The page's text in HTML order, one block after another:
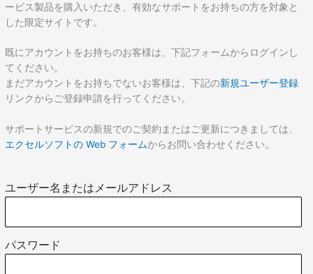
ービス製品を購入いただき、有効なサポートをお持ちの方を対象と
した限定サイトです。
既にアカウントをお持ちのお客様は、下記フォームからログインし
てください。
まだアカウントをお持ちでないお客様は、下記の新規ユーザー登録
リンクからご登録申請を行ってください。
サポートサービスの新規でのご契約またはご更新につきましては、
エクセルソフトの Web フォームからお問い合わせください。
ユーザー名またはメールアドレス
パスワード